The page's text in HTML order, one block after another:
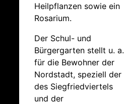
Heilpflanzen sowie ein
Rosarium.
Der Schul- und
Bürgergarten stellt u. a.
für die Bewohner der
Nordstadt, speziell der
des Siegfriedviertels
und der